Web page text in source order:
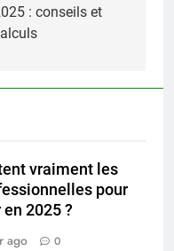
: conseils et
vraiment les
pour
2025 ?
ago 0